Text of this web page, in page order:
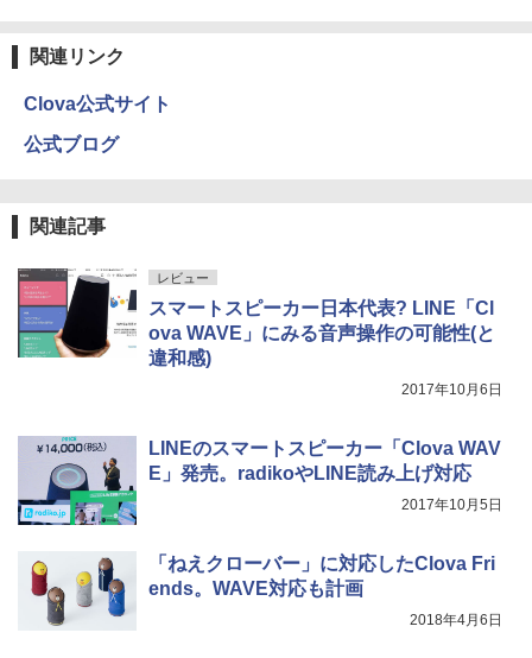
関連リンク
Clova公式サイト
公式ブログ
関連記事
レビュー
スマートスピーカー日本代表? LINE「Cl
ova WAVE」にみる音声操作の可能性(と
違和感)
2017年10月6日
LINEのスマートスピーカー「Clova WAV
E」発売。radikoやLINE読み上げ対応
2017年10月5日
「ねえクローバー」に対応したClova Fri
ends。WAVE対応も計画
2018年4月6日